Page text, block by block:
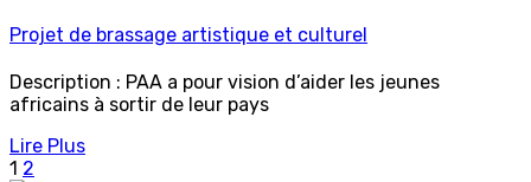
Projet de brassage artistique et culturel
Description : PAA a pour vision d’aider les jeunes
africains à sortir de leur pays
Lire Plus
1 2